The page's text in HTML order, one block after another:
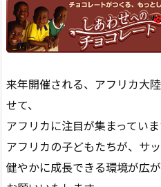
来年開催される、アフリカ大
せて、
アフリカに注目が集まっていま
アフリカの子どもたちが、サ
健やかに成長できる環境が広